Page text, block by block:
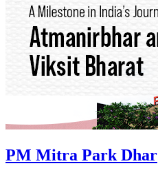
PM Mitra Park Dhar